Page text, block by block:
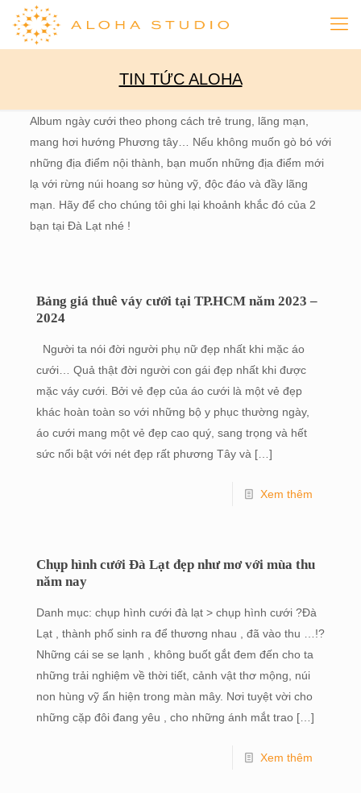
TIN TỨC ALOHA
Album ngày cưới theo phong cách trẻ trung, lãng mạn,
mang hơi hướng Phương tây… Nếu không muốn gò bó với
những địa điểm nội thành, bạn muốn những địa điểm mới
lạ với rừng núi hoang sơ hùng vỹ, độc đáo và đầy lãng
mạn. Hãy để cho chúng tôi ghi lại khoảnh khắc đó của 2
bạn tại Đà Lạt nhé !
Bảng giá thuê váy cưới tại TP.HCM năm 2023 –
2024
Người ta nói đời người phụ nữ đẹp nhất khi mặc áo
cưới… Quả thật đời người con gái đẹp nhất khi được
mặc váy cưới. Bởi vẻ đẹp của áo cưới là một vẻ đẹp
khác hoàn toàn so với những bộ y phục thường ngày,
áo cưới mang một vẻ đẹp cao quý, sang trọng và hết
sức nổi bật với nét đẹp rất phương Tây và […]
Xem thêm
Chụp hình cưới Đà Lạt đẹp như mơ với mùa thu
năm nay
Danh mục: chụp hình cưới đà lạt > chụp hình cưới ?Đà
Lạt , thành phố sinh ra để thương nhau , đã vào thu …!?
Những cái se se lạnh , không buốt gắt đem đến cho ta
những trải nghiệm về thời tiết, cảnh vật thơ mộng, núi
non hùng vỹ ẩn hiện trong màn mây. Nơi tuyệt vời cho
những cặp đôi đang yêu , cho những ánh mắt trao […]
Xem thêm